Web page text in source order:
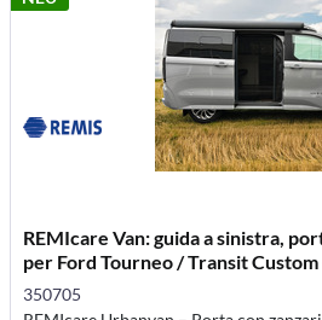
REMIcare Van: guida a sinistra,
per Ford Tourneo / Transit Custom
350705